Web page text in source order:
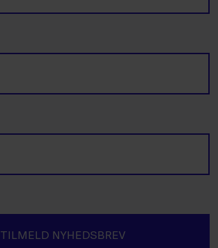
TILMELD NYHEDSBREV